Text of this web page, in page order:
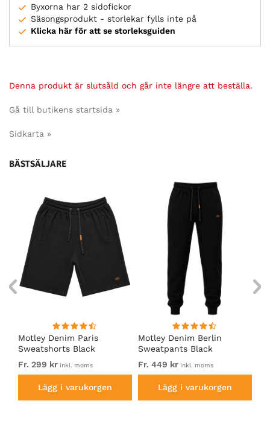
Byxorna har 2 sidofickor
Säsongsprodukt - storlekar fylls inte på
Klicka här för att se storleksguiden
Denna produkt är slutsåld och går inte längre att beställa.
Gå till butikens startsida »
Sidkarta »
BÄSTSÄLJARE
Motley Denim Paris
Sweatshorts Black
Fr. 299 kr inkl. moms
Lägg i varukorgen
Motley Denim Berlin
Sweatpants Black
Fr. 449 kr inkl. moms
Lägg i varukorgen